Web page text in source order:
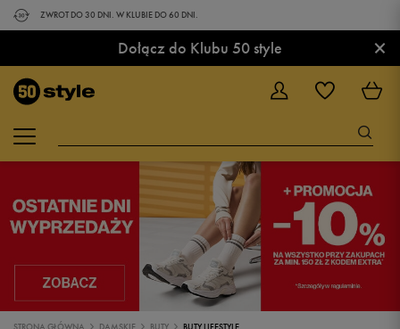
ZWROT DO 30 DNI. W KLUBIE DO 60 DNI.
Dołącz do Klubu 50 style ×